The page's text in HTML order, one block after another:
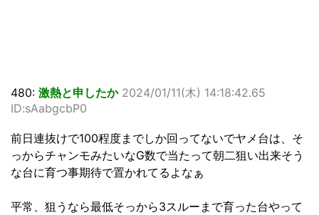
480: 激熱と申したか 2024/01/11(木) 14:18:42.65
ID:sAabgcbP0
前日連抜けで100程度までしか回ってないでヤメ台は、そ
っからチャンモみたいなG数で当たって朝二狙い出来そう
な台に育つ事期待で置かれてるよなぁ
平常、狙うなら最低そっから3スルーまで育った台やって